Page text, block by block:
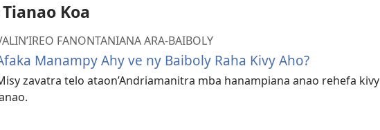
Koa
FANONTANIANA ARA-BAIBOLY
Manampy Ahy ve ny Baiboly Raha Kivy Aho?
zavatra telo ataon’Andriamanitra mba hanampiana anao rehefa kivy